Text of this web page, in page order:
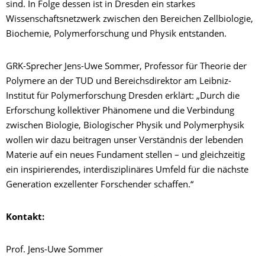
sind. In Folge dessen ist in Dresden ein starkes
Wissenschaftsnetzwerk zwischen den Bereichen Zellbiologie,
Biochemie, Polymerforschung und Physik entstanden.
GRK-Sprecher Jens-Uwe Sommer, Professor für Theorie der
Polymere an der TUD und Bereichsdirektor am Leibniz-
Institut für Polymerforschung Dresden erklärt: „Durch die
Erforschung kollektiver Phänomene und die Verbindung
zwischen Biologie, Biologischer Physik und Polymerphysik
wollen wir dazu beitragen unser Verständnis der lebenden
Materie auf ein neues Fundament stellen – und gleichzeitig
ein inspirierendes, interdisziplinäres Umfeld für die nächste
Generation exzellenter Forschender schaffen.“
Kontakt:
Prof. Jens-Uwe Sommer